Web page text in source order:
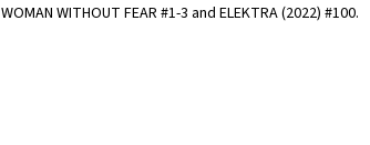
WITHOUT FEAR #1-3 and ELEKTRA (2022) #100.